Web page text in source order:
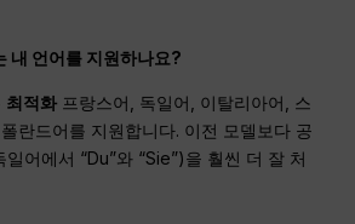
언어를 지원하나요?
최적화 프랑스어, 독일어, 이탈리아어, 스
란드어를 지원합니다. 이전 모델보다 공
어에서 “Du”와 “Sie”)을 훨씬 더 잘 처